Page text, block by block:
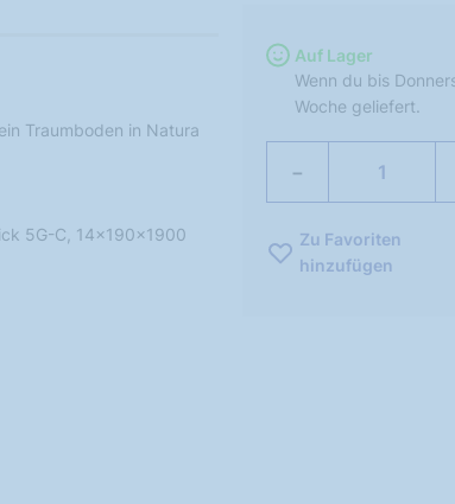
Auf Lager
Wenn du bis
Woche geliefert.
−
Zu Favoriten
hinzufügen
Traumboden in Natura
5G-C, 14x190x1900